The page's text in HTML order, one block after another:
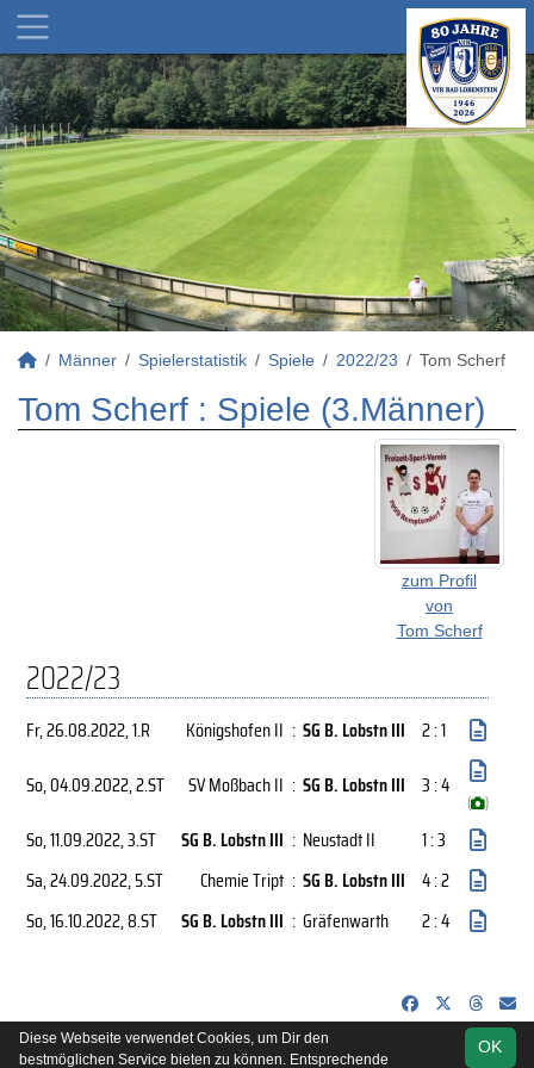
Männer Spielerstatistik Spiele 2022/23 Tom Scherf
Tom Scherf : Spiele (3.Männer)
zum Profil
von
Tom Scherf
2022/23
Fr, 26.08.2022, 1.R Königshofen II : SG B. Lobstn III 2 : 1
So, 04.09.2022, 2.ST SV Moßbach II : SG B. Lobstn III 3 : 4
( )
So, 11.09.2022, 3.ST SG B. Lobstn III : Neustadt II
1 : 3
Sa, 24.09.2022, 5.ST Chemie Tript : SG B. Lobstn III 4 : 2
So, 16.10.2022, 8.ST SG B. Lobstn III : Gräfenwarth 2 : 4
soccero.de OK
Diese Webseite verwendet Cookies, um Dir den
bestmöglichen Service bieten zu können. Entsprechende